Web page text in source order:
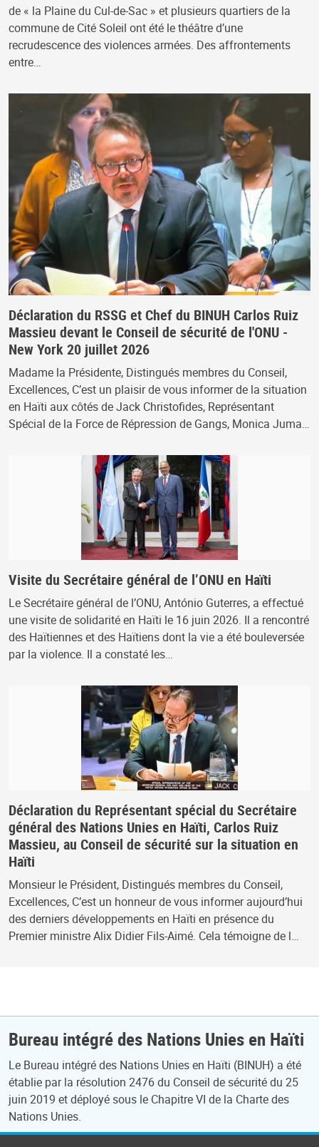
de « la Plaine du Cul-de-Sac » et plusieurs quartiers de la
commune de Cité Soleil ont été le théâtre d’une
recrudescence des violences armées. Des affrontements
entre…
Déclaration du RSSG et Chef du BINUH Carlos Ruiz
Massieu devant le Conseil de sécurité de l'ONU -
New York 20 juillet 2026
Madame la Présidente, Distingués membres du Conseil,
Excellences, C’est un plaisir de vous informer de la situation
en Haïti aux côtés de Jack Christofides, Représentant
Spécial de la Force de Répression de Gangs, Monica Juma…
Visite du Secrétaire général de l’ONU en Haïti
Le Secrétaire général de l’ONU, António Guterres, a effectué
une visite de solidarité en Haïti le 16 juin 2026. Il a rencontré
des Haïtiennes et des Haïtiens dont la vie a été bouleversée
par la violence. Il a constaté les…
Déclaration du Représentant spécial du Secrétaire
général des Nations Unies en Haïti, Carlos Ruiz
Massieu, au Conseil de sécurité sur la situation en
Haïti
Monsieur le Président, Distingués membres du Conseil,
Excellences, C’est un honneur de vous informer aujourd’hui
des derniers développements en Haïti en présence du
Premier ministre Alix Didier Fils-Aimé. Cela témoigne de l…
Bureau intégré des Nations Unies en Haïti
Le Bureau intégré des Nations Unies en Haïti (BINUH) a été
établie par la résolution 2476 du Conseil de sécurité du 25
juin 2019 et déployé sous le Chapitre VI de la Charte des
Nations Unies.